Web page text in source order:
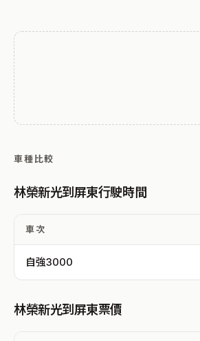
車種比較
林榮新光到屏東行駛時間
車次
自強3000
林榮新光到屏東票價